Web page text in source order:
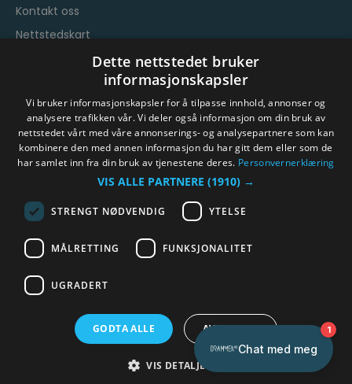
Kontakt oss
Nettstedskart
Vilkår og betingelser
© Byen Vår Drammen/Destinasjon Drammen 2026.
Dette nettstedet bruker
informasjonskapsler
Vi bruker informasjonskapsler for å tilpasse innhold, annonser og
analysere trafikken vår. Vi deler også informasjon om din bruk av
nettstedet vårt med våre annonserings- og analysepartnere som kan
kombinere den med annen informasjon du har gitt dem eller som de
har samlet inn fra din bruk av tjenestene deres. Personvernerklæring
VIS ALLE PARTNERE (1910) →
STRENGT NØDVENDIG YTELSE
MÅLRETTING FUNKSJONALITET
UGRADERT
GODTA ALLE AVVIS ALLE
VIS DETALJER